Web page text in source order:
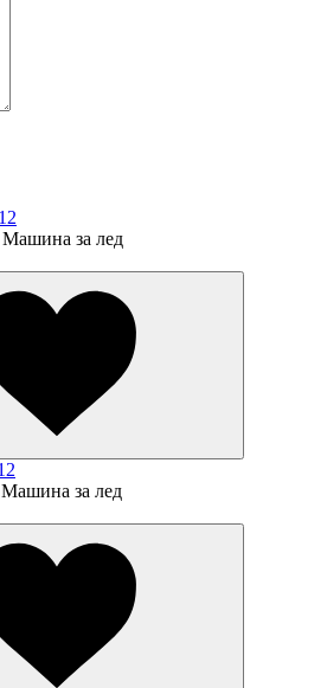
Машина за лед
Машина за лед